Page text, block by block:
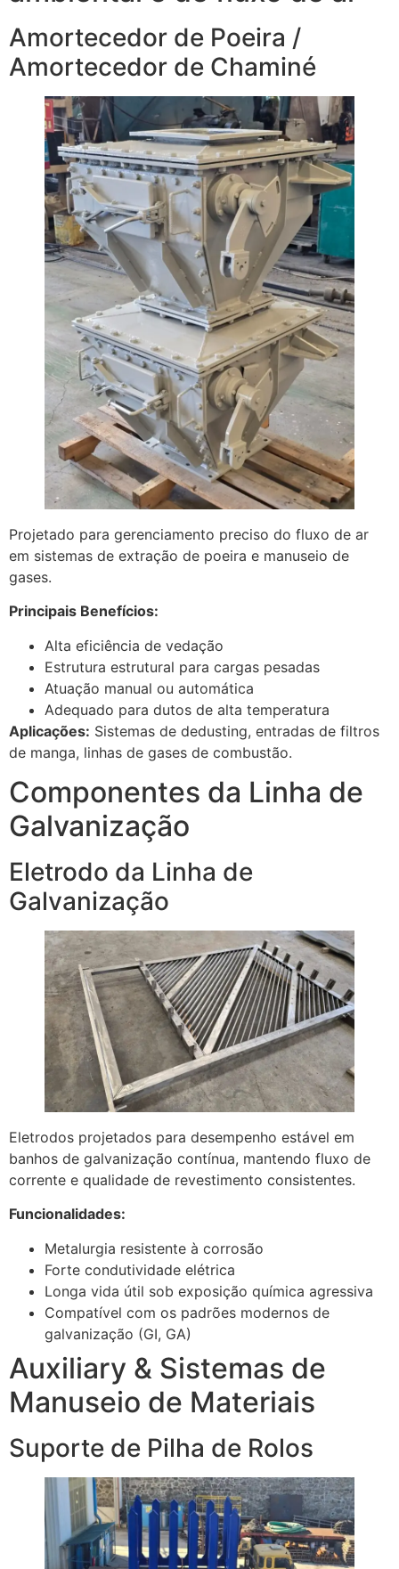
Amortecedor de Poeira /
Amortecedor de Chaminé
Projetado para gerenciamento preciso do fluxo de ar
em sistemas de extração de poeira e manuseio de
gases.
Principais Benefícios:
Alta eficiência de vedação
Estrutura estrutural para cargas pesadas
Atuação manual ou automática
Adequado para dutos de alta temperatura
Aplicações: Sistemas de dedusting, entradas de filtros
de manga, linhas de gases de combustão.
Componentes da Linha de
Galvanização
Eletrodo da Linha de
Galvanização
Eletrodos projetados para desempenho estável em
banhos de galvanização contínua, mantendo fluxo de
corrente e qualidade de revestimento consistentes.
Funcionalidades:
Metalurgia resistente à corrosão
Forte condutividade elétrica
Longa vida útil sob exposição química agressiva
Compatível com os padrões modernos de
galvanização (GI, GA)
Auxiliary & Sistemas de
Manuseio de Materiais
Suporte de Pilha de Rolos